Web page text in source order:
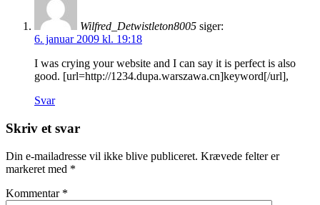
Wilfred_Detwistleton8005 siger:
6. januar 2009 kl. 19:18
I was crying your website and I can say it is perfect is also
good. [url=http://1234.dupa.warszawa.cn]keyword[/url],
Svar
Skriv et svar
Din e-mailadresse vil ikke blive publiceret. Krævede felter er
markeret med *
Kommentar *